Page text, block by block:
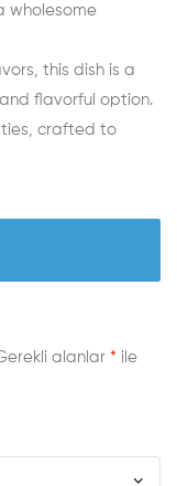
wholesome
this dish is a
flavorful option.
crafted to
alanlar * ile